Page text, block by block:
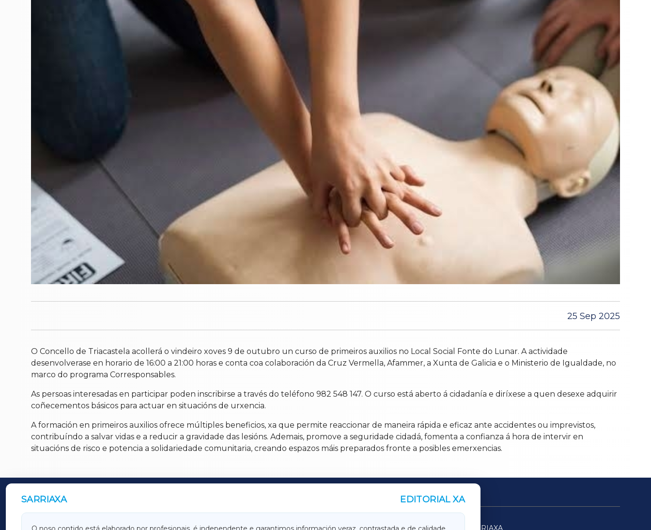
25 Sep 2025
O Concello de Triacastela acollerá o vindeiro xoves 9 de outubro un curso de primeiros auxilios no Local Social Fonte do Lunar. A actividade
desenvolverase en horario de 16:00 a 21:00 horas e conta coa colaboración da Cruz Vermella, Afammer, a Xunta de Galicia e o Ministerio de Igualdade, no
marco do programa Corresponsables.
As persoas interesadas en participar poden inscribirse a través do teléfono 982 548 147. O curso está aberto á cidadanía e diríxese a quen desexe adquirir
coñecementos básicos para actuar en situacións de urxencia.
A formación en primeiros auxilios ofrece múltiples beneficios, xa que permite reaccionar de maneira rápida e eficaz ante accidentes ou imprevistos,
contribuíndo a salvar vidas e a reducir a gravidade das lesións. Ademais, promove a seguridade cidadá, fomenta a confianza á hora de intervir en
situacións de risco e potencia a solidariedade comunitaria, creando espazos máis preparados fronte a posibles emerxencias.
SARRIAXA EDITORIAL XA
OUTROS PERIÓDICOS
GALICIAXA LUGOXA TERRACHAXA SARRIAXA